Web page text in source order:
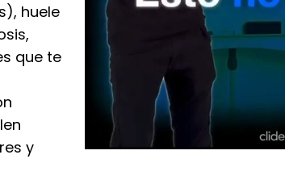
huele
que te
y